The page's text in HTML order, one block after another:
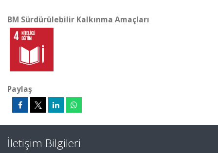
BM Sürdürülebilir Kalkınma Amaçları
Paylaş
İletişim Bilgileri